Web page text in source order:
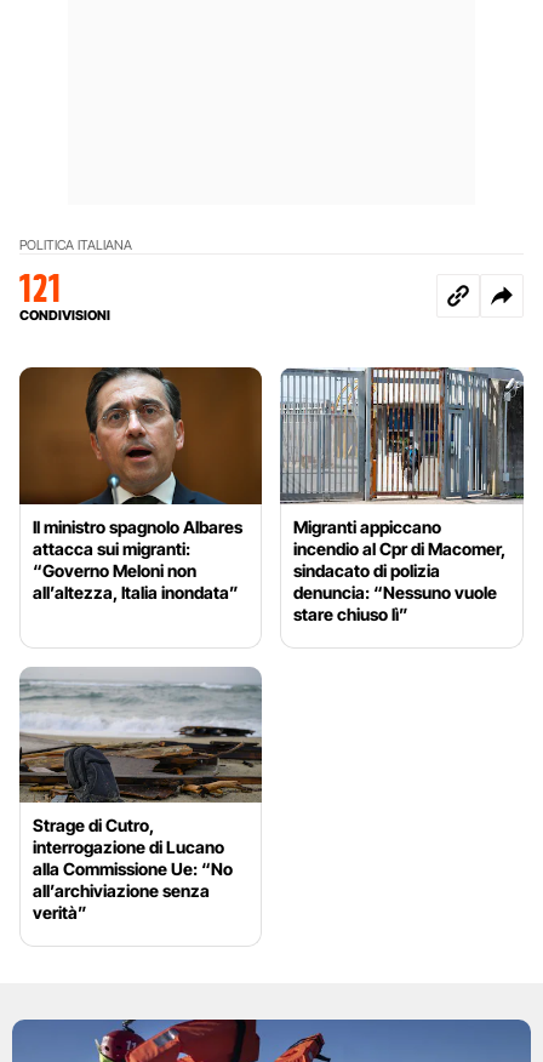
POLITICA ITALIANA
121
CONDIVISIONI
Il ministro spagnolo Albares
attacca sui migranti:
“Governo Meloni non
all’altezza, Italia inondata”
Migranti appiccano
incendio al Cpr di Macomer,
sindacato di polizia
denuncia: “Nessuno vuole
stare chiuso lì”
Strage di Cutro,
interrogazione di Lucano
alla Commissione Ue: “No
all’archiviazione senza
verità”